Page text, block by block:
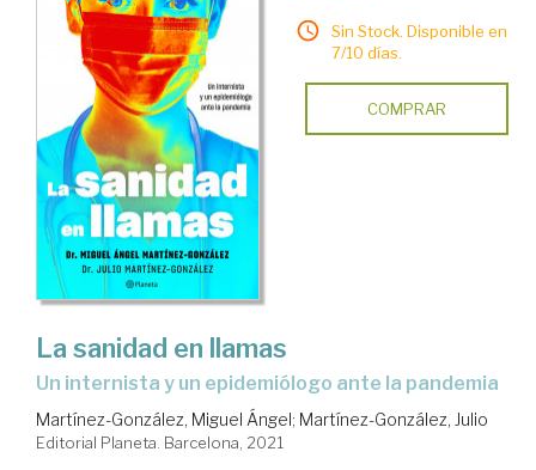
Sin Stock. Disponible en
7/10 días.
COMPRAR
La sanidad en llamas
un internista y un epidemiólogo ante la pandemia
Martínez-González, Miguel Ángel; Martínez-González, Julio
Editorial Planeta. Barcelona, 2021